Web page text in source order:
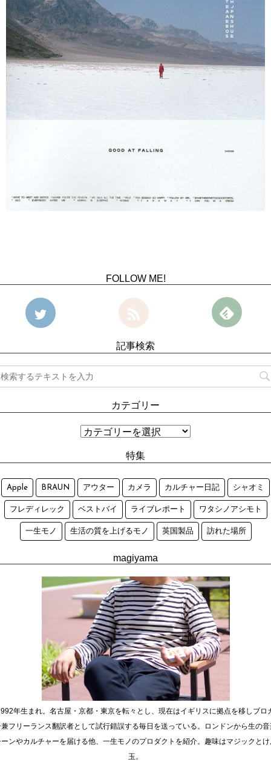
FOLLOW ME!
記事検索
カテゴリー
特集
Apple BRAUN アウター カメラ カルチャー日記 シャオミ
フレディレック ベストバイ ライブレポート ワタシノアシモト
一生モノ 生活の質を上げるモノ 英国製品 訪れた場所
magiyama
年生まれ。名古屋・京都・東京を転々とし、現在はイギリスに拠点を移しブロ
フリーランス翻訳者として試行錯誤する毎日を送っている。ロンドンから生の
ンやカルチャーを届ける他、一生モノのプロダクトを紹介。趣味はマジックと
玉。